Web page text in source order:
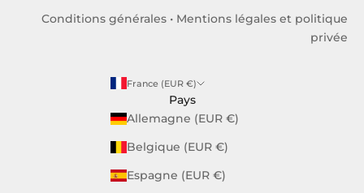
Conditions générales • Mentions légales et politique
privée
France (EUR €)
Pays
Allemagne (EUR €)
Belgique (EUR €)
Espagne (EUR €)